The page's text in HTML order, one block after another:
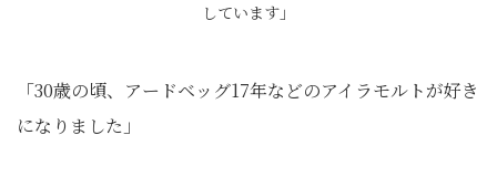
しています」
「30歳の頃、アードベッグ17年などのアイラモルトが好き
になりました」